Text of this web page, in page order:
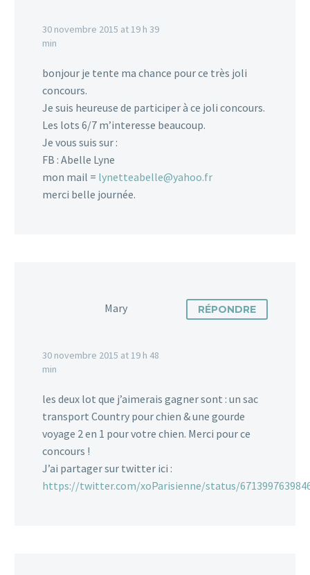
30 novembre 2015 at 19 h 39
min
bonjour je tente ma chance pour ce très joli
concours.
Je suis heureuse de participer à ce joli concours.
Les lots 6/7 m’interesse beaucoup.
Je vous suis sur :
FB : Abelle Lyne
mon mail = lynetteabelle@yahoo.fr
merci belle journée.
Mary
30 novembre 2015 at 19 h 48
min
RÉPONDRE
les deux lot que j’aimerais gagner sont : un sac
transport Country pour chien & une gourde
voyage 2 en 1 pour votre chien. Merci pour ce
concours !
J’ai partager sur twitter ici :
https://twitter.com/xoParisienne/status/